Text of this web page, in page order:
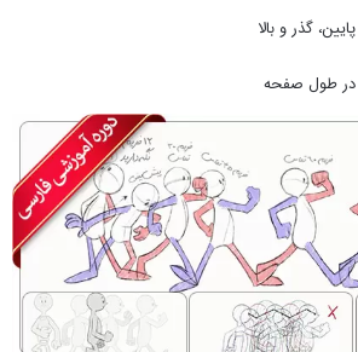
گذر و بالا
در طول صفحه